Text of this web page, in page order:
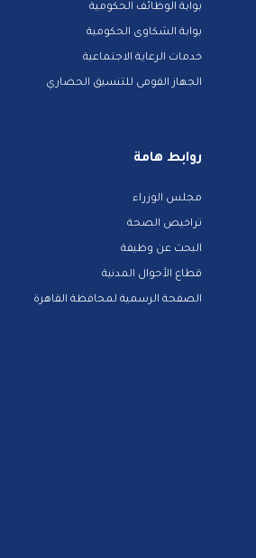
بوابة الوظائف الحكومية
بوابة الشكاوى الحكومية
خدمات الرعاية الاجتماعية
الجهاز القومى للتنسيق الحضاري
روابط هامة
مجلس الوزراء
تراخيص الصحة
البحث عن وظيفة
قطاع الأحوال المدنية
الصفحة الرسمية لمحافظة القاهرة